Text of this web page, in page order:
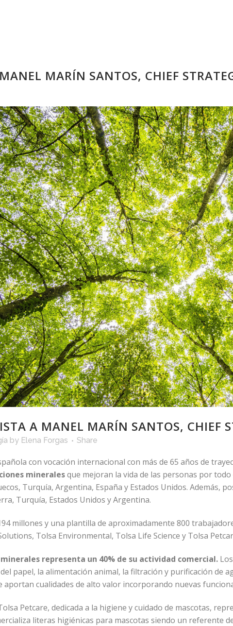
MARÍN SANTOS, CHIEF
A MANEL MARÍN SANTOS, CHIEF
by Elena Forgas Share
con vocación internacional con más de 65 años de
mineralesque mejoran la vida de las personas por
Turquía, Argentina, España y Estados Unidos. Además,
Turquía, Estados Unidos y Argentina.
millones y una plantilla de aproximadamente 800
Tolsa Environmental, Tolsa Life Science y Tolsa
representa un 40% de su actividad comercial.
papel, la alimentación animal, la filtración y purificación de
aportan cualidades de alto valor incorporando nuevas
Petcare, dedicada a la higiene y cuidado de mascotas,
literas higiénicas para mascotas siendo un referente